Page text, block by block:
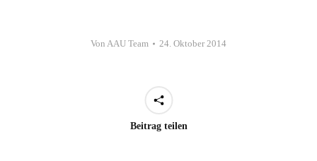
Von AAU Team 24. Oktober 2014
Beitrag teilen